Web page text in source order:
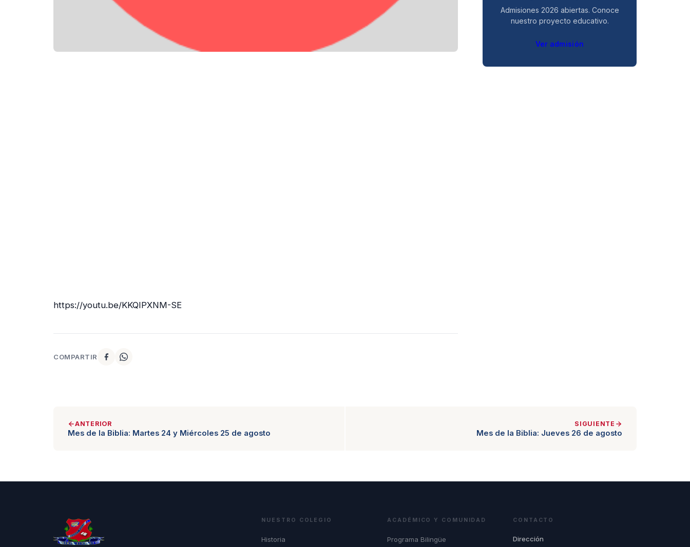
https://youtu.be/KKQIPXNM-SE
COMPARTIR
Admisiones 2026 abiertas. Conoce
nuestro proyecto educativo.
Ver admisión
ANTERIOR
Mes de la Biblia: Martes 24 y Miércoles 25 de agosto
SIGUIENTE
Mes de la Biblia: Jueves 26 de agosto
NUESTRO COLEGIO
Historia
ACADÉMICO Y COMUNIDAD
Programa Bilingüe
CONTACTO
Dirección